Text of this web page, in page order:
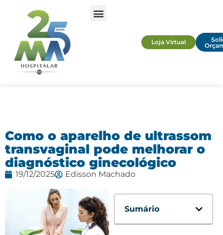
Loja Virtual
Como o aparelho de ultrassom
transvaginal pode melhorar o
diagnóstico ginecológico
19/12/2025 Edisson Machado
Sumário